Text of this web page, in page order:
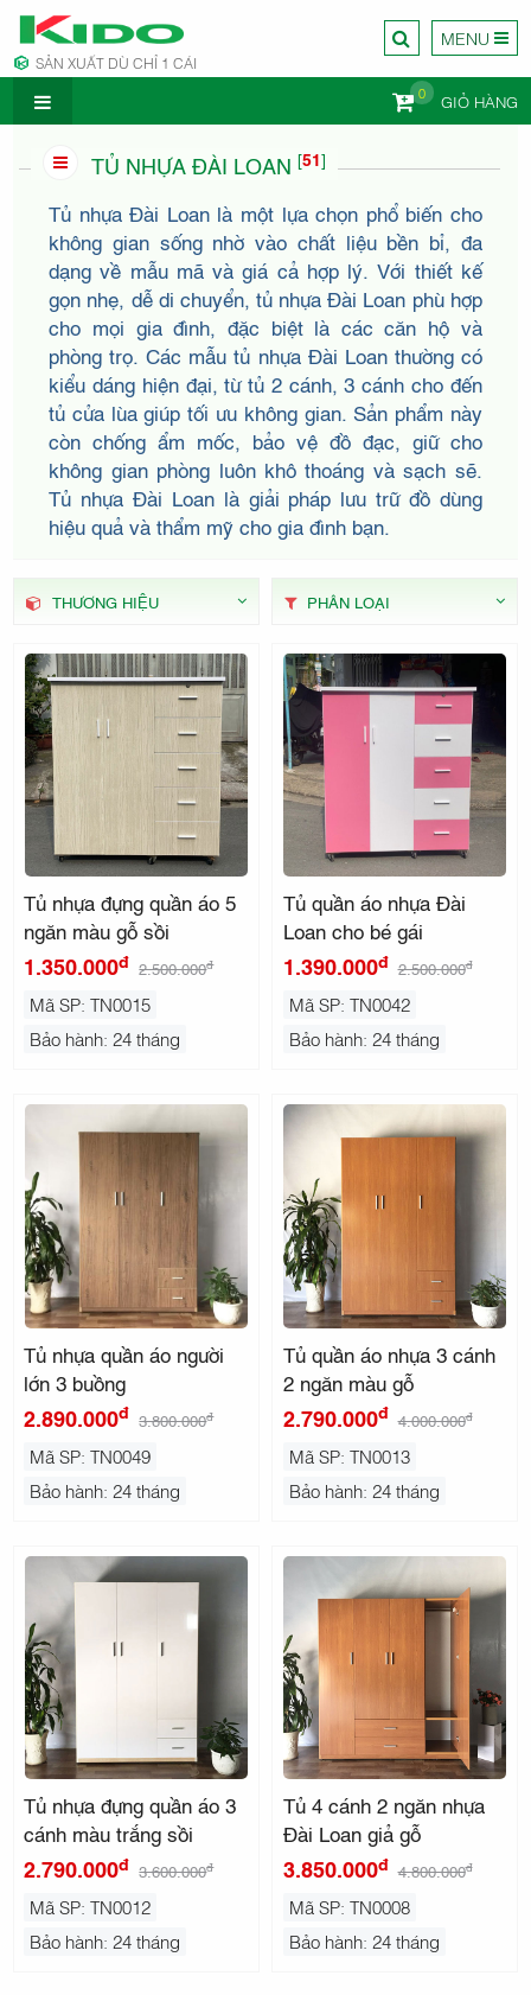
SẢN XUẤT DÙ CHỈ 1 CÁI
MENU
GIỎ HÀNG
0
CÔNG TY
NỘI
THẤT
KIDO
TỦ NHỰA ĐÀI LOAN [51]
Tủ nhựa Đài Loan là một lựa chọn phổ biến cho
không gian sống nhờ vào chất liệu bền bỉ, đa
dạng về mẫu mã và giá cả hợp lý. Với thiết kế
gọn nhẹ, dễ di chuyển, tủ nhựa Đài Loan phù hợp
cho mọi gia đình, đặc biệt là các căn hộ và
phòng trọ. Các mẫu tủ nhựa Đài Loan thường có
kiểu dáng hiện đại, từ tủ 2 cánh, 3 cánh cho đến
tủ cửa lùa giúp tối ưu không gian. Sản phẩm này
còn chống ẩm mốc, bảo vệ đồ đạc, giữ cho
không gian phòng luôn khô thoáng và sạch sẽ.
Tủ nhựa Đài Loan là giải pháp lưu trữ đồ dùng
hiệu quả và thẩm mỹ cho gia đình bạn.
THƯƠNG HIỆU PHÂN LOẠI
Tủ nhựa đựng quần áo 5
ngăn màu gỗ sồi
1.350.000đ 2.500.000đ
Mã SP: TN0015
Bảo hành: 24 tháng
Tủ quần áo nhựa Đài
Loan cho bé gái
1.390.000đ 2.500.000đ
Mã SP: TN0042
Bảo hành: 24 tháng
Tủ nhựa quần áo người
lớn 3 buồng
2.890.000đ 3.800.000đ
Mã SP: TN0049
Bảo hành: 24 tháng
Tủ quần áo nhựa 3 cánh
2 ngăn màu gỗ
2.790.000đ 4.000.000đ
Mã SP: TN0013
Bảo hành: 24 tháng
Tủ nhựa đựng quần áo 3
cánh màu trắng sồi
2.790.000đ 3.600.000đ
Mã SP: TN0012
Bảo hành: 24 tháng
Tủ 4 cánh 2 ngăn nhựa
Đài Loan giả gỗ
3.850.000đ 4.800.000đ
Mã SP: TN0008
Bảo hành: 24 tháng